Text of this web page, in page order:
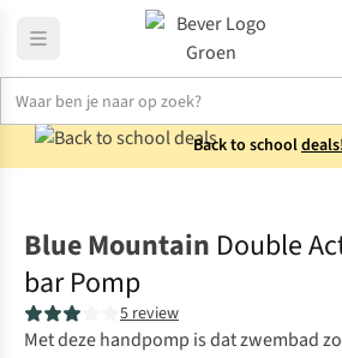
Back to school
Blue Mountain Double
bar Pomp
5 review
Met deze handpomp is dat zwembad